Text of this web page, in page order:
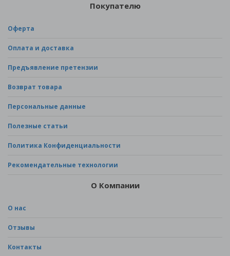
Покупателю
Оферта
Оплата и доставка
Предъявление претензии
Возврат товара
Персональные данные
Полезные статьи
Политика Конфиденциальности
Рекомендательные технологии
О Компании
О нас
Отзывы
Контакты